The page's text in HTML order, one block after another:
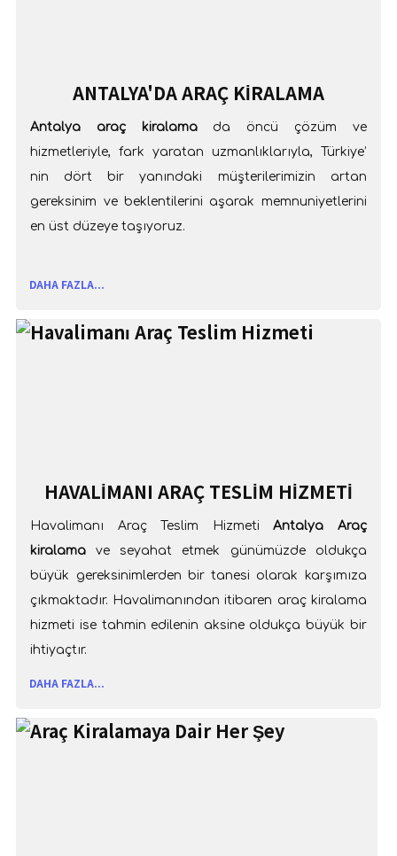
ANTALYA'DA ARAÇ KIRALAMA
Antalya araç kiralamada öncü çözüm ve
hizmetleriyle, fark yaratan uzmanlıklarıyla, Türkiye’
nin dört bir yanındaki müşterilerimizin artan
gereksinim ve beklentilerini aşarak memnuniyetlerini
en üst düzeye taşıyoruz.
DAHA FAZLA...
HAVALIMANI ARAÇ TESLIM HIZMETI
Havalimanı Araç Teslim HizmetiAntalya Araç
kiralama ve seyahat etmek günümüzde oldukça
büyük gereksinimlerden bir tanesi olarak karşımıza
çıkmaktadır. Havalimanından itibaren araç kiralama
hizmeti ise tahmin edilenin aksine oldukça büyük bir
ihtiyaçtır.
DAHA FAZLA...